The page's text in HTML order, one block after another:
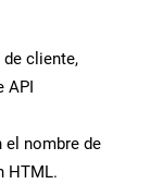
cliente,
API
el nombre de
HTML.